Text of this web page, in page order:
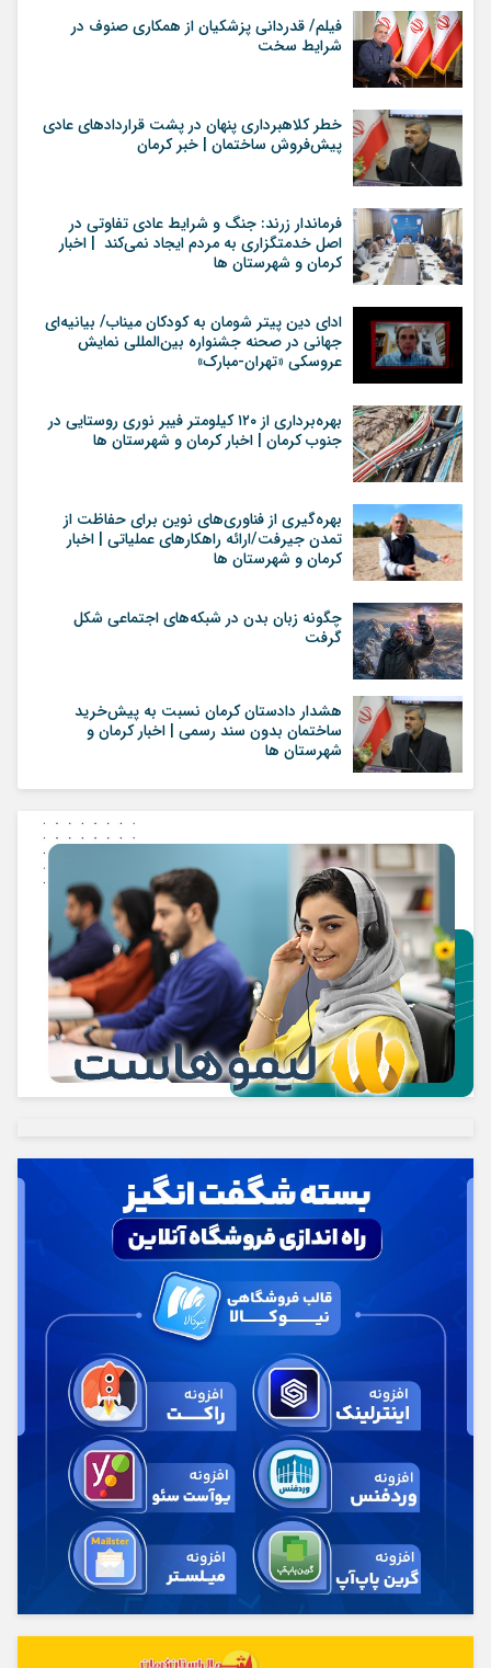
فیلم/ قدردانی پزشکیان از همکاری صنوف در
شرایط سخت
خطر کلاهبرداری پنهان در پشت قراردادهای عادی
پیش‌فروش ساختمان | خبر کرمان
فرماندار زرند: جنگ و شرایط عادی تفاوتی در
اصل خدمتگزاری به مردم ایجاد نمی‌کند | اخبار
کرمان و شهرستان ها
ادای دین پیتر شومان به کودکان میناب/ بیانیه‌ای
جهانی در صحنه جشنواره بین‌المللی نمایش
عروسکی «تهران-مبارک»
بهره‌برداری از ۱۲۰ کیلومتر فیبر نوری روستایی در
جنوب کرمان | اخبار کرمان و شهرستان ها
بهره‌گیری از فناوری‌های نوین برای حفاظت از
تمدن جیرفت/ارائه راهکارهای عملیاتی | اخبار
کرمان و شهرستان ها
چگونه زبان بدن در شبکه‌های اجتماعی شکل
گرفت
هشدار دادستان کرمان نسبت به پیش‌خرید
ساختمان بدون سند رسمی | اخبار کرمان و
شهرستان ها